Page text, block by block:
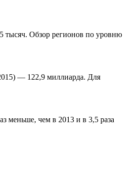
тысяч. Обзор регионов по уровню
— 122,9 миллиарда. Для
меньше, чем в 2013 и в 3,5 раза